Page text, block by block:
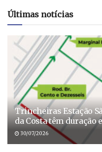
Últimas notícias
Trincheiras Estação
da Costa têm duração
30/07/2026